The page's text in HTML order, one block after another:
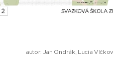
autor: Jan Ondrák, Lucia